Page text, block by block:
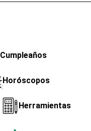
Cumpleaños
Horóscopos
Herramientas